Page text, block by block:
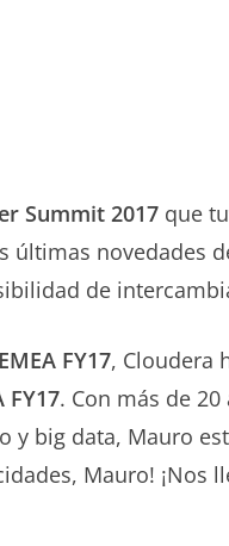
Summit 2017 que
últimas novedades
de
FY17, Cloudera
FY17. Con más de
big data, Mauro
Mauro! ¡Nos